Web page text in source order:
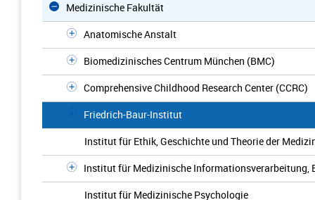
Medizinische Fakultät
Anatomische Anstalt
Biomedizinisches Centrum München (BMC)
Comprehensive Childhood Research Center (CCRC)
Friedrich-Baur-Institut
Institut für Ethik, Geschichte und Theorie der
Institut für Medizinische Informationsverarbeitung,
Institut für Medizinische Psychologie